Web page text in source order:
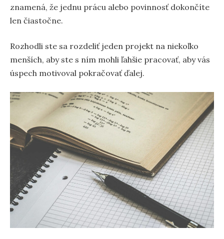
znamená, že jednu prácu alebo povinnosť dokončíte
len čiastočne.
Rozhodli ste sa rozdeliť jeden projekt na niekoľko
menších, aby ste s ním mohli ľahšie pracovať, aby vás
úspech motivoval pokračovať ďalej.